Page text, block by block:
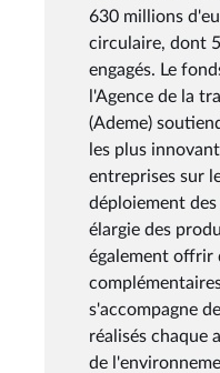
630 millions
circulaire, dont
engagés. Le
l'Agence de la
(Ademe)
les plus
entreprises sur
déploiement
élargie des
également offrir
s'accompagne
réalisés chaque
de